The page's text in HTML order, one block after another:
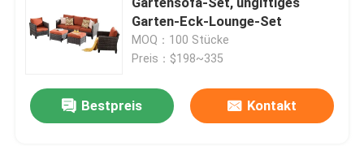
Über uns
Qualitätskontrolle
Garten-Eck-Lounge-Set
MOQ：100 Stücke
Preis：$198~335
Bestpreis Kontakt